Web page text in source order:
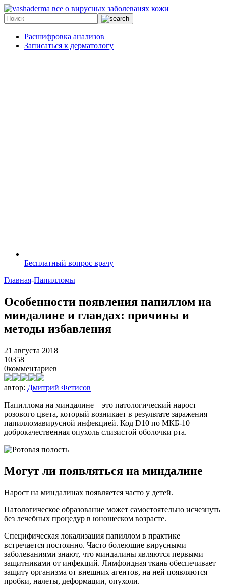
все о вирусных заболеванях кожи
Расшифровка анализов
Записаться к дерматологу
Бесплатный вопрос врачу
Главная-Папилломы
Особенности появления папиллом на
миндалине и гландах: причины и
методы избавления
21 августа 2018
10358
0комментариев
автор: Дмитрий Фетисов
Папиллома на миндалине – это патологический нарост
розового цвета, который возникает в результате заражения
папилломавирусной инфекцией. Код D10 по МКБ-10 —
доброкачественная опухоль слизистой оболочки рта.
Могут ли появляться на миндалине
Нарост на миндалинах появляется часто у детей.
Патологическое образование может самостоятельно исчезнуть
без лечебных процедур в юношеском возрасте.
Специфическая локализация папиллом в практике
встречается постоянно. Часто болеющие вирусными
заболеваниями знают, что миндалины являются первыми
защитниками от инфекций. Лимфоидная ткань обеспечивает
защиту организма от внешних агентов, на ней появляются
пробки, налеты, деформации, опухоли.